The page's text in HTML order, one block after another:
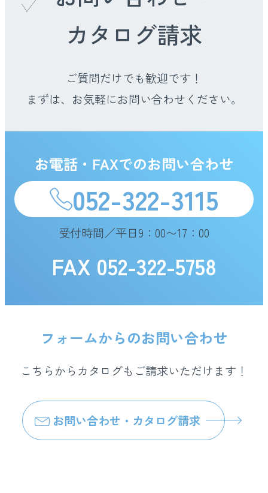
カタログ請求
ご質問だけでも歓迎です！
まずは、お気軽にお問い合わせください。
お電話・FAXでのお問い合わせ
052-322-3115
受付時間／平日9：00〜17：00
FAX 052-322-5758
フォームからのお問い合わせ
こちらからカタログもご請求いただけます！
お問い合わせ・カタログ請求